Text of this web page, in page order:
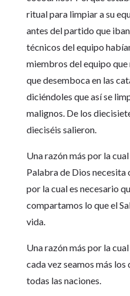
ritual para limpiar a su
antes del partido que
técnicos del equipo
miembros del equipo
que desemboca en las
diciéndoles que así se
malignos. De los
dieciséis salieron.
Una razón más por la
Palabra de Dios necesita
por la cual es necesario
compartamos lo que el
vida.
Una razón más por la
cada vez seamos más
todas las naciones.